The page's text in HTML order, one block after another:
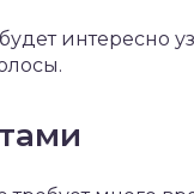
интересно